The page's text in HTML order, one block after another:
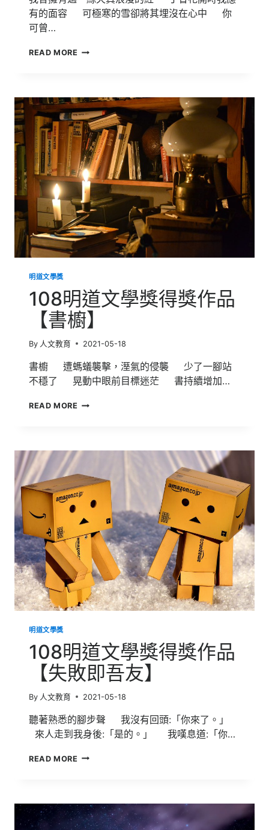
有的面容 可極寒的雪卻將其埋沒在心中 你
可曾…
READ MORE 108
學
獎
得
獎
作
品
【夢
盡】
明道文學獎
108明道文學獎得獎作品
【書櫥】
By 人文教育 2021-05-18
書櫥 遭螞蟻襲擊，溼氣的侵襲 少了一腳站
不穩了 晃動中眼前目標迷茫 書持續增加…
READ MORE 108
獎
作
品
【書
櫥】
明道文學獎
108明道文學獎得獎作品
【失敗即吾友】
By 人文教育 2021-05-18
聽著熟悉的腳步聲 我沒有回頭:「你來了。」
來人走到我身後:「是的。」 我嘆息道:「你…
READ MORE 108
獎
得